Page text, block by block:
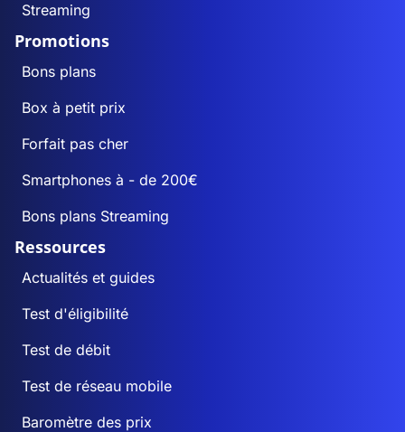
Streaming
Promotions
Bons plans
Box à petit prix
Forfait pas cher
Smartphones à - de 200€
Bons plans Streaming
Ressources
Actualités et guides
Test d'éligibilité
Test de débit
Test de réseau mobile
Baromètre des prix